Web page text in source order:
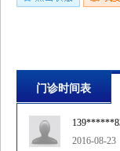
门诊时间表
2016-08-23